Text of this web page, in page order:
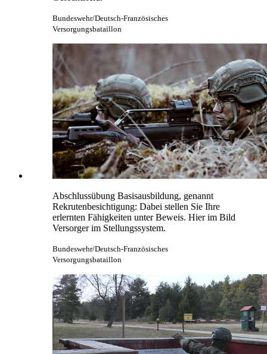
Bundeswehr/Deutsch-Französisches
Versorgungsbataillon
Abschlussübung Basisausbildung, genannt
Rekrutenbesichtigung: Dabei stellen Sie Ihre
erlernten Fähigkeiten unter Beweis. Hier im Bild
Versorger im Stellungssystem.
Bundeswehr/Deutsch-Französisches
Versorgungsbataillon